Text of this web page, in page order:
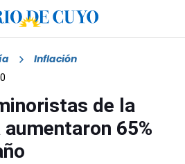
Inflación
de la
65%